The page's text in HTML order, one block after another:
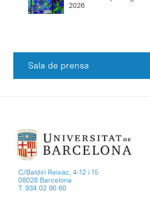
2026
Sala de prensa
C/Baldiri Reixac, 4-12 i 15
08028 Barcelona
T. 934 02 90 60